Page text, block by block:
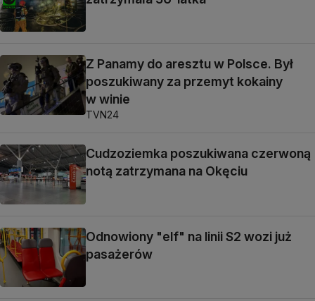
Z Panamy do aresztu w Polsce. Był
poszukiwany za przemyt kokainy
w winie
TVN24
Cudzoziemka poszukiwana czerwoną
notą zatrzymana na Okęciu
Odnowiony "elf" na linii S2 wozi już
pasażerów